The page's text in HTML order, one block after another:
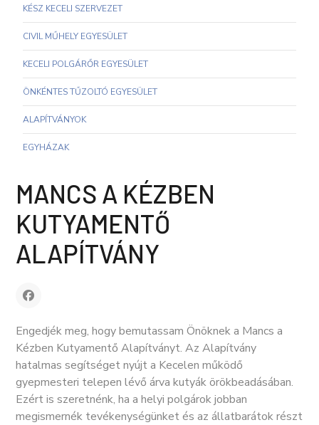
KÉSZ KECELI SZERVEZET
CIVIL MŰHELY EGYESÜLET
KECELI POLGÁRŐR EGYESÜLET
ÖNKÉNTES TŰZOLTÓ EGYESÜLET
ALAPÍTVÁNYOK
EGYHÁZAK
MANCS A KÉZBEN
KUTYAMENTŐ
ALAPÍTVÁNY
Engedjék meg, hogy bemutassam Önöknek a Mancs a
Kézben Kutyamentő Alapítványt. Az Alapítvány
hatalmas segítséget nyújt a Kecelen működő
gyepmesteri telepen lévő árva kutyák örökbeadásában.
Ezért is szeretnénk, ha a helyi polgárok jobban
megismernék tevékenységünket és az állatbarátok részt